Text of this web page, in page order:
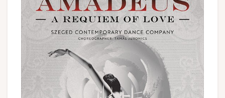
Folgen Sie uns
Gruppen und Reiseveranstalter